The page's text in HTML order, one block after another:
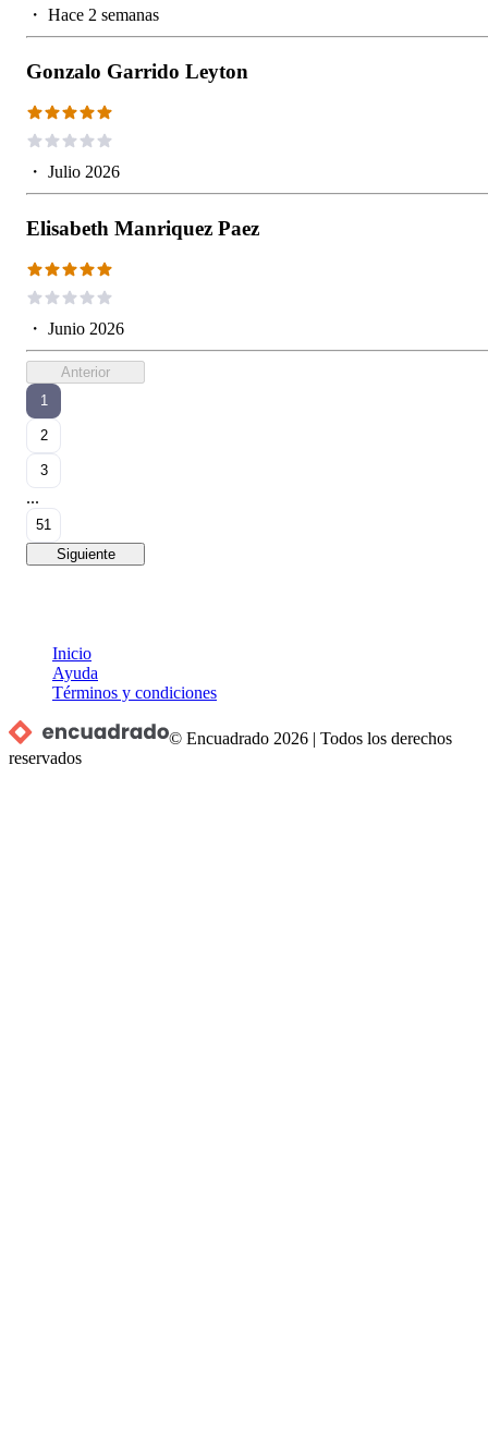
・ Hace 2 semanas
Gonzalo Garrido Leyton
・ Julio 2026
Elisabeth Manriquez Paez
・ Junio 2026
Anterior
1
2
3
...
51
Siguiente
Inicio
Ayuda
Términos y condiciones
© Encuadrado 2026 |Todos los derechos
reservados